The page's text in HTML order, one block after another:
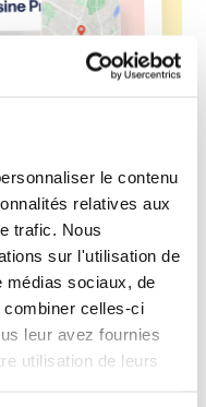
le contenu
relatives aux
trafic. Nous
sur l'utilisation de
médias sociaux, de
combiner celles-ci
leur avez fournies
utilisation de leurs
un trafic
moteur de votre